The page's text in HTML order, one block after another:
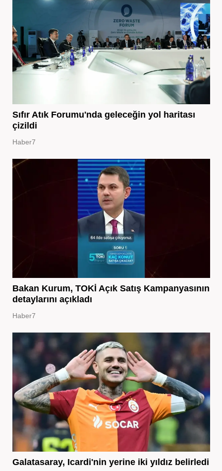
Sıfır Atık Forumu'nda geleceğin yol haritası
çizildi
Haber7
Bakan Kurum, TOKİ Açık Satış Kampanyasının
detaylarını açıkladı
Haber7
Galatasaray, Icardi'nin yerine iki yıldız belirledi